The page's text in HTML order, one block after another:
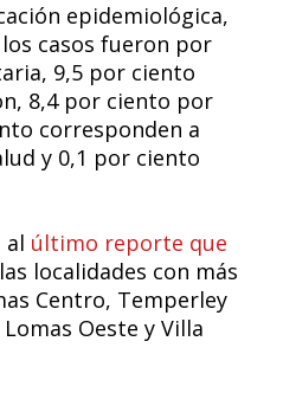
epidemiológica,
casos fueron por
9,5 por ciento
8,4 por ciento por
corresponden a
y 0,1 por ciento
al último reporte que
localidades con más
Centro, Temperley
Oeste y Villa